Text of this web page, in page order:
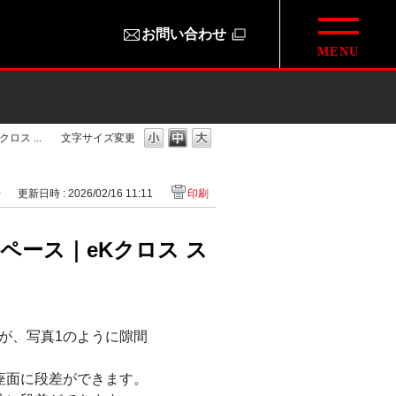
お問い合わせ
文字サイズ変更
ロス ...
更新日時 : 2026/02/16 11:11 印刷
ース｜eKクロス ス
、写真1のように隙間
に段差ができます。